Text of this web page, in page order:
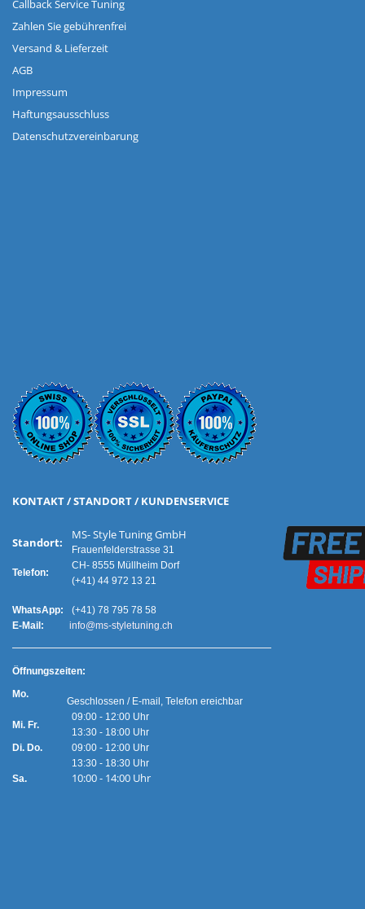
Callback Service Tuning
Zahlen Sie gebührenfrei
Versand & Lieferzeit
AGB
Impressum
Haftungsausschluss
Datenschutzvereinbarung
KONTAKT / STANDORT / KUNDENSERVICE
Standort:
Telefon:
MS- Style Tuning GmbH
Frauenfelderstrasse 31
CH- 8555 Müllheim Dorf
(+41) 44 972 13 21
WhatsApp:
(+41) 78 795 78 58
E-Mail:
info@ms-styletuning.ch
Öffnungszeiten:
Mo.
Mi. Fr.
Geschlossen / E-mail, Telefon ereichbar
09:00 - 12:00 Uhr
13:30 - 18:00 Uhr
Di. Do.
Sa.
09:00 - 12:00 Uhr
13:30 - 18:30 Uhr
10:00 - 14:00 Uhr